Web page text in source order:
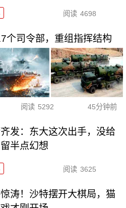
阅读 4698
个司令部，重组指挥结构
阅读 5292 45分钟前
发：东大这次出手，没给
半点幻想
阅读 3625
涛！沙特摆开大棋局，猫